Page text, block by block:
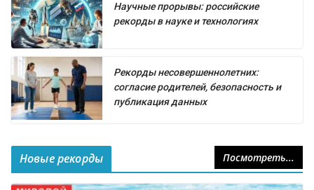
Научные прорывы: российские
рекорды в науке и технологиях
Рекорды несовершеннолетних:
согласие родителей, безопасность и
публикация данных
Новые рекорды Посмотреть...